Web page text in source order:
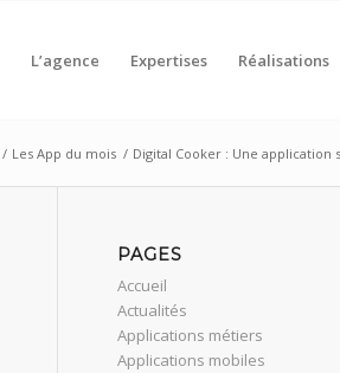
L’agence Expertises Réalisations
/ Les App du mois / Digital Cooker : Une
PAGES
Accueil
Actualités
Applications métiers
Applications mobiles